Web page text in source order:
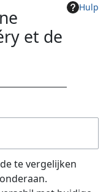
Hulp
et de
te vergelijken